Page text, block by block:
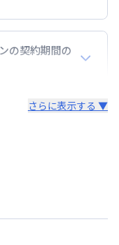
月（30日）以上
でお気軽にお問い
の契約期間の
です。その際、再
だけお早めにご
さらに表示する ▼